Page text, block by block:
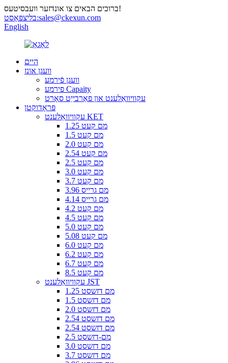
ברוכים הבאים צו אונדזער וועבסיטעס!
בליצפּאָסט:sales@ckexun.com
English
היים
וועגן אונז
וועגן פֿירמע
פירמע Capaity
עקוויוואַלענט און פאַרבייַט סאָרט
פּראָדוקטן
עקוויוואַלענט KET
1.25 מם קעט
1.5 מם קעט
2.0 מם קעט
2.54 מם קעט
2.5 מם קעט
3.0 מם קעט
3.7 מם קעט
3.96 מם גרייס
4.14 מם גרייס
4.2 מם קעט
4.5 מם קעט
5.0 מם קעט
5.08 מם קעט
6.0 מם קעט
6.2 מם קעט
6.7 מם קעט
8.5 מם קעט
עקוויוואַלענט JST
1.25 מם דזשסט
1.5 מם דזשסט
2.0 מם דזשסט
2.54 מם דזשסט
2.54 מם דזשסט
2.5 מם-דזשסט
3.0 מם דזשסט
3.7 מם דזשסט